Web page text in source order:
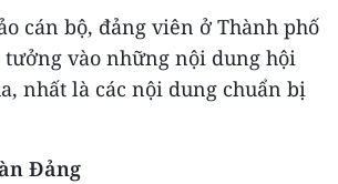
cán bộ, đảng viên ở Thành phố
vào những nội dung hội
nhất là các nội dung chuẩn bị
Đảng